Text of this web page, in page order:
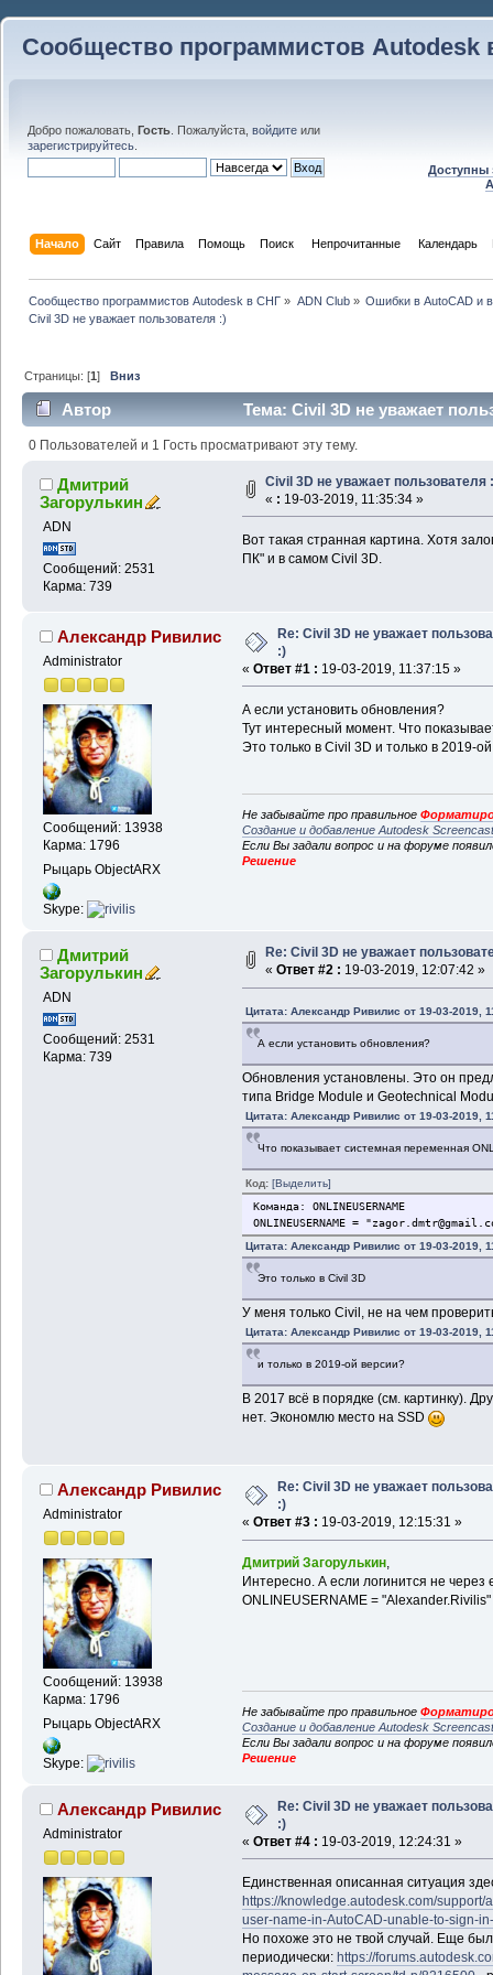
Сообщество программистов Autodesk
Добро пожаловать, Гость . Пожалуйста, войдите или
зарегистрируйтесь
Доступны
Начало Сайт Правила Помощь Поиск Непрочитанные Календарь
Сообщество программистов Autodesk в СНГ » ADN Club» Ошибки в AutoCAD и
Civil 3D не уважает пользователя :)
Страницы: [1]Вниз
Автор Тема: Civil 3D не уважает
0 Пользователей и 1 Гость просматривают эту тему.
Дмитрий
Загорулькин
ADN
Сообщений: 2531
Карма: 739
Civil 3D не уважает пользователя
« : 19-03-2019, 11:35:34 »
Вот такая странная картина. Хотя
ПК" и в самом Civil 3D.
Александр Ривилис
Administrator
Сообщений: 13938
Карма: 1796
Рыцарь ObjectARX
Skype:
Re: Civil 3D не уважает
:)
« Ответ #1 : 19-03-2019, 11:37:15 »
А если установить обновления?
Тут интересный момент. Что
Это только в Civil 3D и только в 2019-
Не забывайте про правильное
Создание и добавление Autodesk
Если Вы задали вопрос и на форуме
Решение
Дмитрий
Загорулькин
ADN
Сообщений: 2531
Карма: 739
Re: Civil 3D не уважает
« Ответ #2 : 19-03-2019, 12:07:42 »
Цитата: Александр Ривилис от 19-03-2019,
А если установить обновления?
Обновления установлены. Это он
типа Bridge Module и Geotechnical
Цитата: Александр Ривилис от 19-03-2019,
Что показывает системная переменная
Код: [Выделить]
Команда: ONLINEUSERNAME
ONLINEUSERNAME =
Цитата: Александр Ривилис от 19-03-2019,
Это только в Civil 3D
У меня только Civil, не на чем
Цитата: Александр Ривилис от 19-03-2019,
и только в 2019-ой версии?
В 2017 всё в порядке (см. картинку).
нет. Экономлю место на SSD
Александр Ривилис
Administrator
Сообщений: 13938
Карма: 1796
Рыцарь ObjectARX
Skype:
Re: Civil 3D не уважает
:)
« Ответ #3 : 19-03-2019, 12:15:31 »
Дмитрий Загорулькин,
Интересно. А если логинится не
ONLINEUSERNAME = "Alexander.Rivilis"
Не забывайте про правильное
Создание и добавление Autodesk
Если Вы задали вопрос и на форуме
Решение
Александр Ривилис
Administrator
Re: Civil 3D не уважает
:)
« Ответ #4 : 19-03-2019, 12:24:31 »
Единственная описанная ситуация
https://knowledge.autodesk.com/
user-name-in-AutoCAD-unable-to-sign-
Но похоже это не твой случай. Еще
периодически: https://